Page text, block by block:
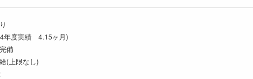
年度実績 4.15ヶ月)
備
(上限なし)